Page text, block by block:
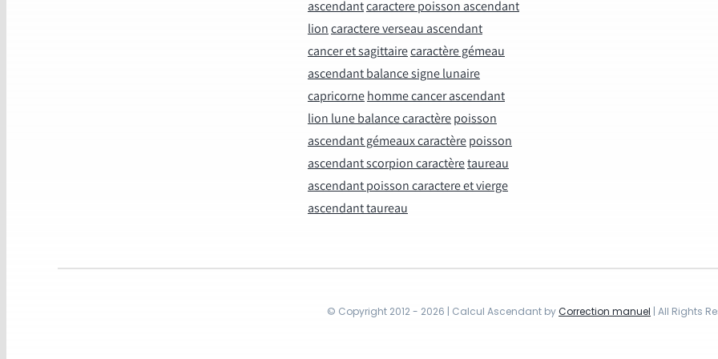
ascendantcaractere poisson ascendant
lioncaractere verseau ascendant
cancer et sagittairecaractère gémeau
ascendant balance signe lunaire
capricornehomme cancer ascendant
lion lune balance caractèrepoisson
ascendant gémeaux caractèrepoisson
ascendant scorpion caractèretaureau
ascendant poisson caractere et vierge
ascendant taureau
© Copyright 2012 - 2026 | Calcul Ascendant byCorrection manuel | All Rights